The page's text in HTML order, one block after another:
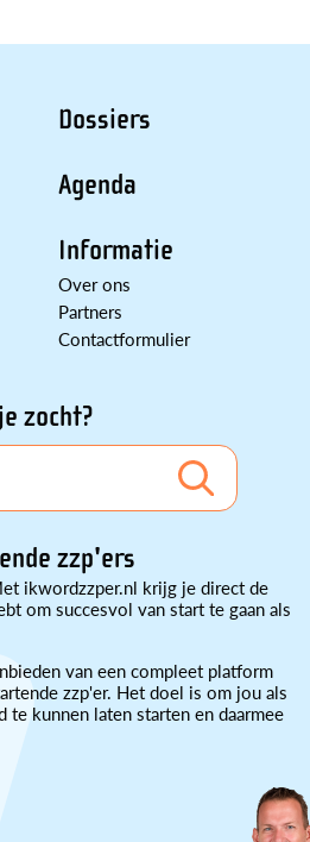
Dossiers
Agenda
Informatie
Over ons
Partners
Contactformulier
zocht?
zzp'ers
ikwordzzper.nl krijg je direct de
om succesvol van start te gaan als
van een compleet platform
zzp'er. Het doel is om jou als
kunnen laten starten en daarmee